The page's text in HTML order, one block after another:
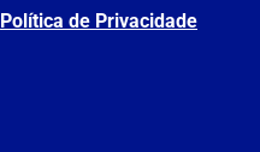
Política de Privacidade